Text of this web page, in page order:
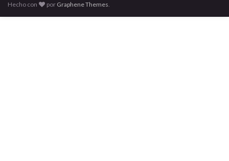
Hecho con
por Graphene Themes.